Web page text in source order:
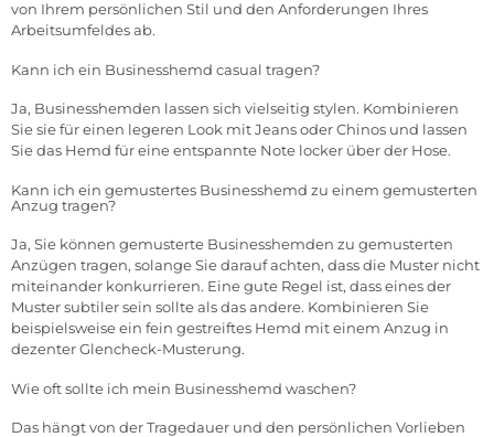
von Ihrem persönlichen Stil und den Anforderungen Ihres
Arbeitsumfeldes ab.
Kann ich ein Businesshemd casual tragen?
Ja, Businesshemden lassen sich vielseitig stylen. Kombinieren
Sie sie für einen legeren Look mit Jeans oder Chinos und lassen
Sie das Hemd für eine entspannte Note locker über der Hose.
Kann ich ein gemustertes Businesshemd zu einem gemusterten
Anzug tragen?
Ja, Sie können gemusterte Businesshemden zu gemusterten
Anzügen tragen, solange Sie darauf achten, dass die Muster nicht
miteinander konkurrieren. Eine gute Regel ist, dass eines der
Muster subtiler sein sollte als das andere. Kombinieren Sie
beispielsweise ein fein gestreiftes Hemd mit einem Anzug in
dezenter Glencheck-Musterung.
Wie oft sollte ich mein Businesshemd waschen?
Das hängt von der Tragedauer und den persönlichen Vorlieben